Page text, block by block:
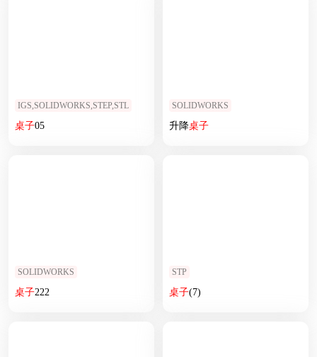
IGS,SOLIDWORKS,STEP,STL
桌子05
SOLIDWORKS
升降桌子
SOLIDWORKS
桌子222
STP
桌子(7)